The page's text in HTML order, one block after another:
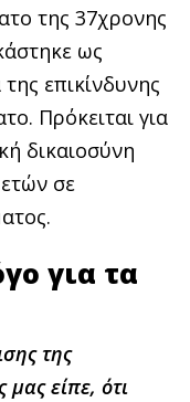
της 37χρονης
ως
επικίνδυνης
Πρόκειται για
δικαιοσύνη
σε
για τα
της
είπε, ότι